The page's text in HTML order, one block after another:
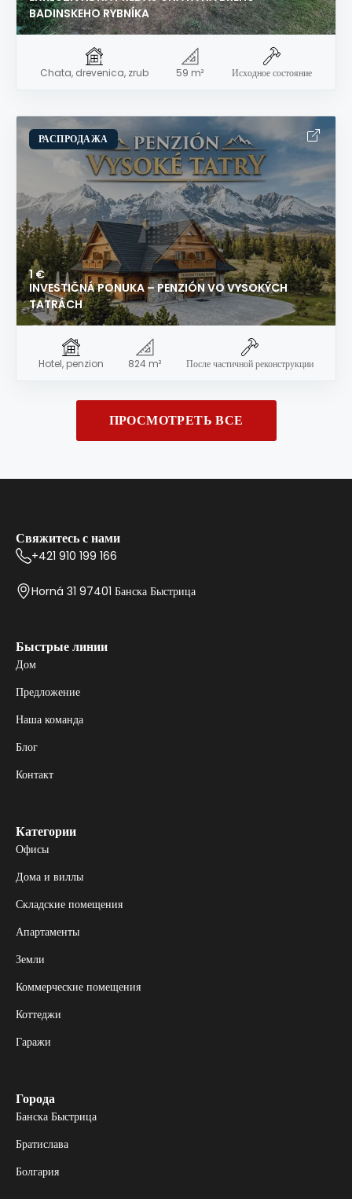
BADINSKEHO RYBNÍKA
Chata, drevenica, zrub 59 m² Исходное состояние
РАСПРОДАЖА
1 €
INVESTIČNÁ PONUKA – PENZIÓN VO VYSOKÝCH
TATRÁCH
Hotel, penzion 824 m² После частичной реконструкции
ПРОСМОТРЕТЬ ВСЕ
Свяжитесь с нами
+421 910 199 166
Horná 31 97401 Банска Быстрица
Быстрые линии
Дом
Предложение
Наша команда
Блог
Контакт
Категории
Офисы
Дома и виллы
Складские помещения
Апартаменты
Земли
Коммерческие помещения
Коттеджи
Гаражи
Города
Банска Быстрица
Братислава
Болгария